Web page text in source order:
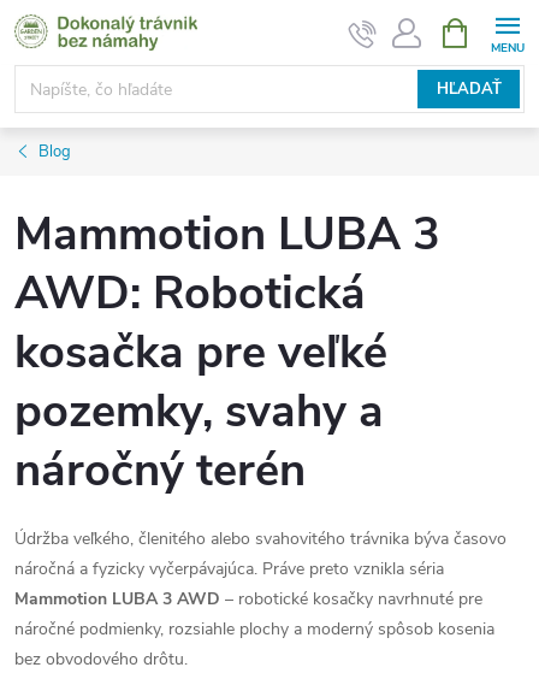
Prejsť
na
obsah
HĽADAŤ
KOŠÍK
Blog
Mammotion LUBA 3
AWD: Robotická
kosačka pre veľké
pozemky, svahy a
náročný terén
Údržba veľkého, členitého alebo svahovitého trávnika býva časovo
náročná a fyzicky vyčerpávajúca. Práve preto vznikla séria
Mammotion LUBA 3 AWD – robotické kosačky navrhnuté pre
náročné podmienky, rozsiahle plochy a moderný spôsob kosenia
bez obvodového drôtu.